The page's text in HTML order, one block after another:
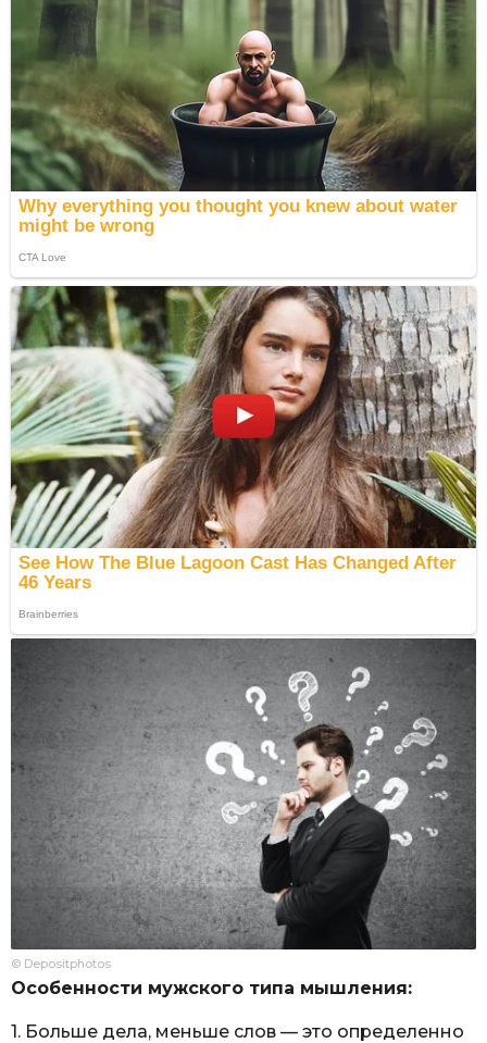
© Depositphotos
Особенности мужского типа мышления:
1. Больше дела, меньше слов — это определенно